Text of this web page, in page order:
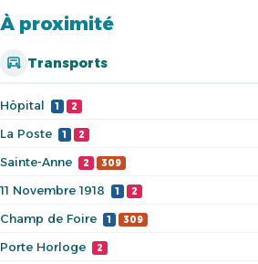
À proximité
Transports
Hôpital 1 2
La Poste 1 2
Sainte-Anne 2 309
11 Novembre 1918 1 2
Champ de Foire 1 309
Porte Horloge 2